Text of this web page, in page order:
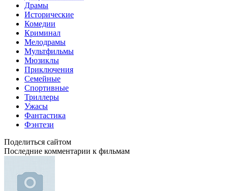
Драмы
Исторические
Комедии
Криминал
Мелодрамы
Мультфильмы
Мюзиклы
Приключения
Семейные
Спортивные
Триллеры
Ужасы
Фантастика
Фэнтези
Поделиться сайтом
Последние комментарии к фильмам